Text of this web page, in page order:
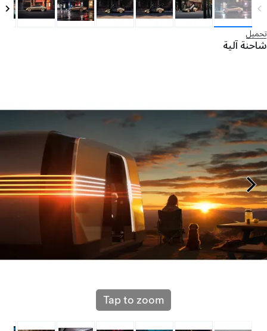
تحميل
شاحنة آلية
Tap to zoom